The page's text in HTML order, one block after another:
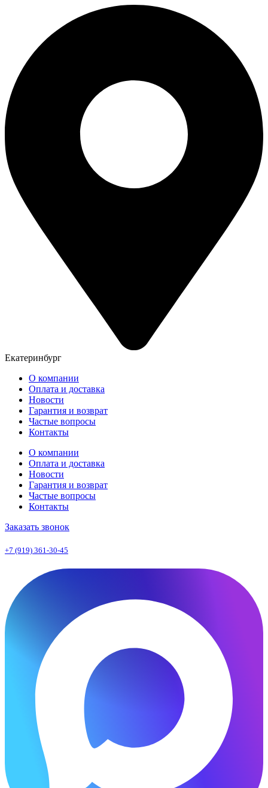
содержимому
Екатеринбург
О компании
Оплата и доставка
Новости
Гарантия и возврат
Частые вопросы
Контакты
О компании
Оплата и доставка
Новости
Гарантия и возврат
Частые вопросы
Контакты
Заказать звонок
+7 (919) 361-30-45